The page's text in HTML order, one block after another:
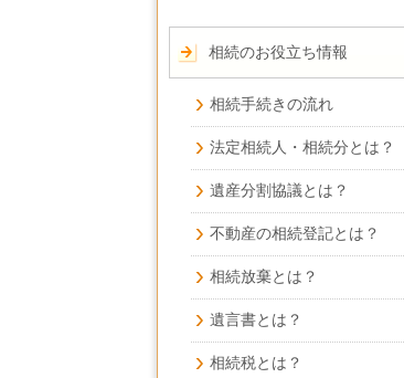
相続のお役立ち情報
相続手続きの流れ
法定相続人・相続分とは？
遺産分割協議とは？
不動産の相続登記とは？
相続放棄とは？
遺言書とは？
相続税とは？